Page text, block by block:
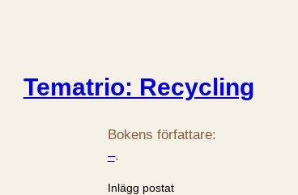
Tematrio: Recycling
Bokens författare:
–.
Inlägg postat